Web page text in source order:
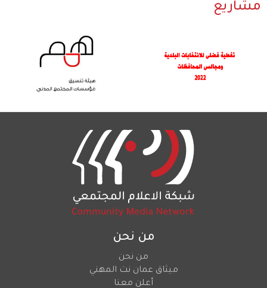
مشاريع
من نحن
من نحن
ميثاق عمان نت المهني
أعلن معنا